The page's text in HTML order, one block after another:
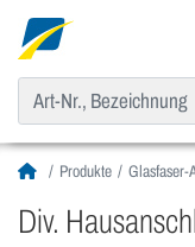
Produkte Glasfaser-
Div.